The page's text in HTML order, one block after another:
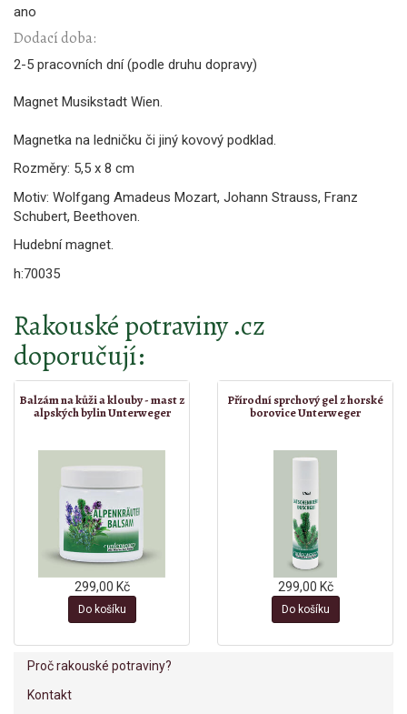
ano
Dodací doba:
2-5 pracovních dní (podle druhu dopravy)
Magnet Musikstadt Wien.
Magnetka na ledničku či jiný kovový podklad.
Rozměry: 5,5 x 8 cm
Motiv: Wolfgang Amadeus Mozart, Johann Strauss, Franz
Schubert, Beethoven.
Hudební magnet.
h:70035
Rakouské potraviny .cz
doporučují:
Balzám na kůži a klouby - mast z
alpských bylin Unterweger
299,00 Kč
Do košíku
Přírodní sprchový gel z horské
borovice Unterweger
299,00 Kč
Do košíku
Proč rakouské potraviny?
Kontakt